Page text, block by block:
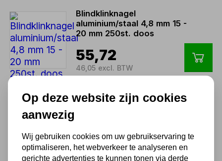
Blindklinknagel
aluminium/staal 4,8 mm 15 -
20 mm 250st. doos
55,72
46,05 excl. BTW
Blindklinknagel
54,06
44,68 excl. BTW
Op deze website zijn cookies
aanwezig
Wij gebruiken cookies om uw gebruikservaring te
optimaliseren, het webverkeer te analyseren en
gerichte advertenties te kunnen tonen via derde